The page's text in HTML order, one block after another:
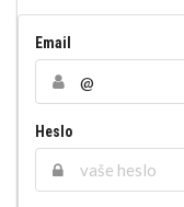
Email
Heslo